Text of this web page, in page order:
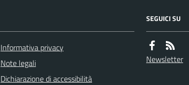
Informativa privacy
Note legali
Dichiarazione di accessibilità
SEGUICI SU
Newsletter